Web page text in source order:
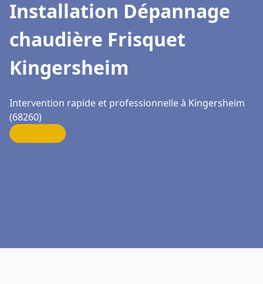
Installation Dépannage
chaudière Frisquet
Kingersheim
Intervention rapide et professionnelle à Kingersheim
(68260)